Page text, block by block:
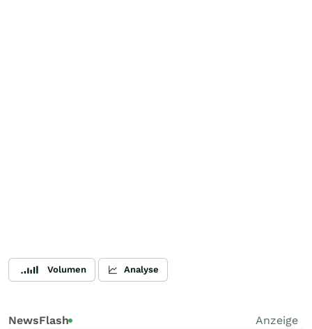
Volumen Analyse
NewsFlash
Anzeige